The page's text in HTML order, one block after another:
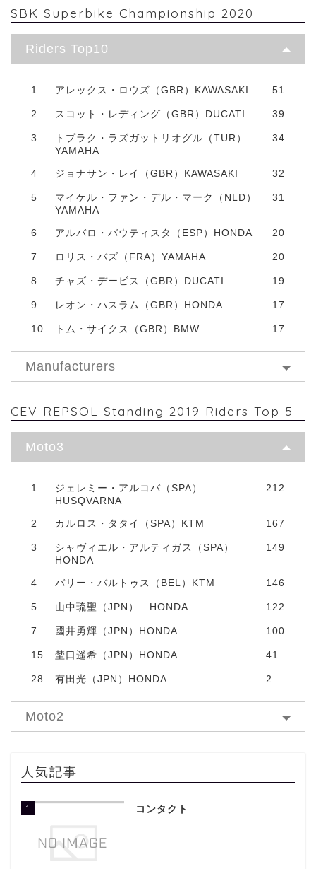
SBK Superbike Championship 2020
Riders Top10
1 アレックス・ロウズ（GBR）KAWASAKI 51
2 スコット・レディング（GBR）DUCATI 39
3
トプラク・ラズガットリオグル（TUR）
YAMAHA
34
4 ジョナサン・レイ（GBR）KAWASAKI 32
5
マイケル・ファン・デル・マーク（NLD）
YAMAHA
31
6 アルバロ・バウティスタ（ESP）HONDA 20
7 ロリス・バズ（FRA）YAMAHA 20
8 チャズ・デービス（GBR）DUCATI 19
9 レオン・ハスラム（GBR）HONDA 17
10 トム・サイクス（GBR）BMW 17
Manufacturers
CEV REPSOL Standing 2019 Riders Top 5
Moto3
1
ジェレミー・アルコバ（SPA）
HUSQVARNA
212
2 カルロス・タタイ（SPA）KTM 167
3
シャヴィエル・アルティガス（SPA）
HONDA
149
4 バリー・バルトゥス（BEL）KTM 146
5 山中琉聖（JPN） HONDA 122
7 國井勇輝（JPN）HONDA 100
15 埜口遥希（JPN）HONDA 41
28 有田光（JPN）HONDA 2
Moto2
人気記事
1 コンタクト